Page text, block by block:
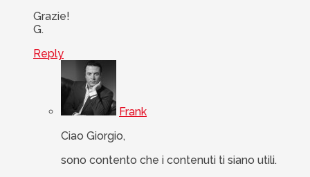
Grazie!
G.
Reply
Frank
Ciao Giorgio,
sono contento che i contenuti ti siano utili.